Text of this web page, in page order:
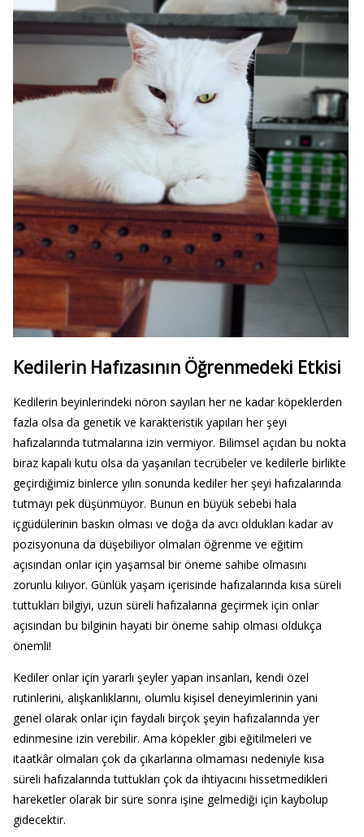
Kedilerin Hafızasının Öğrenmedeki Etkisi
Kedilerin beyinlerindeki nöron sayıları her ne kadar köpeklerden
fazla olsa da genetik ve karakteristik yapıları her şeyi
hafızalarında tutmalarına izin vermiyor. Bilimsel açıdan bu nokta
biraz kapalı kutu olsa da yaşanılan tecrübeler ve kedilerle birlikte
geçirdiğimiz binlerce yılın sonunda kediler her şeyi hafızalarında
tutmayı pek düşünmüyor. Bunun en büyük sebebi hala
içgüdülerinin baskın olması ve doğa da avcı oldukları kadar av
pozisyonuna da düşebiliyor olmaları öğrenme ve eğitim
açısından onlar için yaşamsal bir öneme sahibe olmasını
zorunlu kılıyor. Günlük yaşam içerisinde hafızalarında kısa süreli
tuttukları bilgiyi, uzun süreli hafızalarına geçirmek için onlar
açısından bu bilginin hayati bir öneme sahip olması oldukça
önemli!
Kediler onlar için yararlı şeyler yapan insanları, kendi özel
rutinlerini, alışkanlıklarını, olumlu kişisel deneyimlerinin yani
genel olarak onlar için faydalı birçok şeyin hafızalarında yer
edinmesine izin verebilir. Ama köpekler gibi eğitilmeleri ve
itaatkâr olmaları çok da çıkarlarına olmaması nedeniyle kısa
süreli hafızalarında tuttukları çok da ihtiyacını hissetmedikleri
hareketler olarak bir süre sonra işine gelmediği için kaybolup
gidecektir.